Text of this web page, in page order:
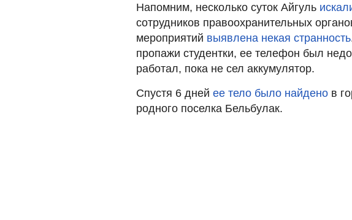
Напомним, несколько суток Айгуль
сотрудников правоохранительных
мероприятий выявлена некая странность
пропажи студентки, ее телефон был
работал, пока не сел аккумулятор.
Спустя 6 дней ее тело было найдено в
родного поселка Бельбулак.